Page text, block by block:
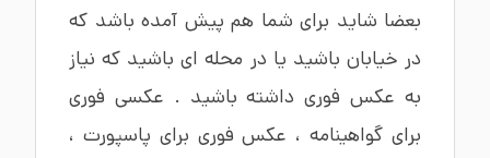
بعضا شاید برای شما هم پیش آمده باشد که
در خیابان باشید یا در محله ای باشید که نیاز
به عکس فوری داشته باشید . عکسی فوری
برای گواهینامه ، عکس فوری برای پاسپورت ،